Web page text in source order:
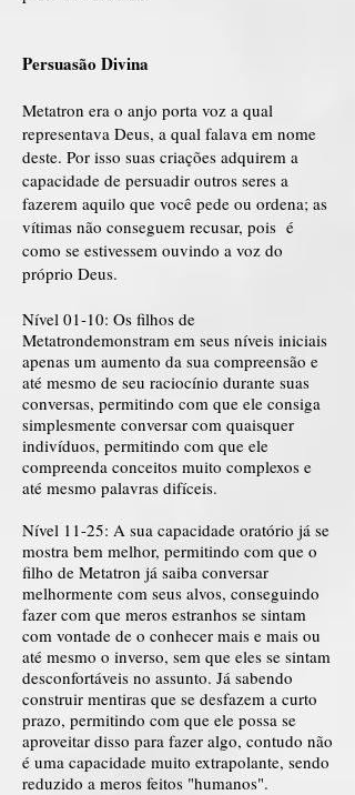
Persuasão Divina
Metatron era o anjo porta voz a qual
representava Deus, a qual falava em nome
deste. Por isso suas criações adquirem a
capacidade de persuadir outros seres a
fazerem aquilo que você pede ou ordena; as
vítimas não conseguem recusar, pois é
como se estivessem ouvindo a voz do
próprio Deus.
Nível 01-10: Os filhos de
Metatrondemonstram em seus níveis iniciais
apenas um aumento da sua compreensão e
até mesmo de seu raciocínio durante suas
conversas, permitindo com que ele consiga
simplesmente conversar com quaisquer
indivíduos, permitindo com que ele
compreenda conceitos muito complexos e
até mesmo palavras difíceis.
Nível 11-25: A sua capacidade oratório já se
mostra bem melhor, permitindo com que o
filho de Metatron já saiba conversar
melhormente com seus alvos, conseguindo
fazer com que meros estranhos se sintam
com vontade de o conhecer mais e mais ou
até mesmo o inverso, sem que eles se sintam
desconfortáveis no assunto. Já sabendo
construir mentiras que se desfazem a curto
prazo, permitindo com que ele possa se
aproveitar disso para fazer algo, contudo não
é uma capacidade muito extrapolante, sendo
reduzido a meros feitos "humanos".